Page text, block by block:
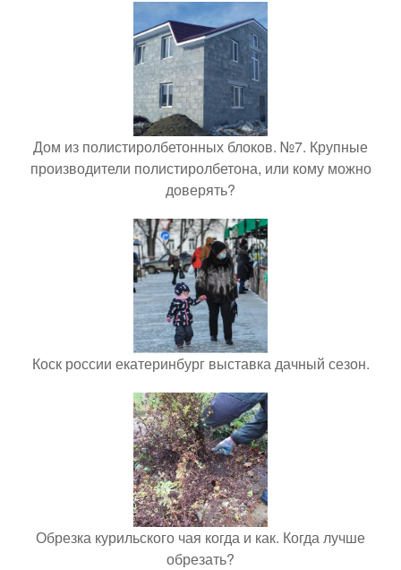
Дом из полистиролбетонных блоков. №7. Крупные
производители полистиролбетона, или кому можно
доверять?
Коск россии екатеринбург выставка дачный сезон.
Обрезка курильского чая когда и как. Когда лучше
обрезать?